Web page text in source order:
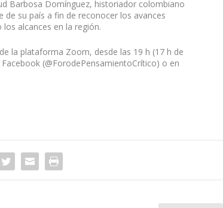
Barbosa Domínguez, historiador colombiano
su país a fin de reconocer los avances
alcances en la región.
la plataforma Zoom, desde las 19 h (17 h de
(@ForodePensamientoCrítico) o en